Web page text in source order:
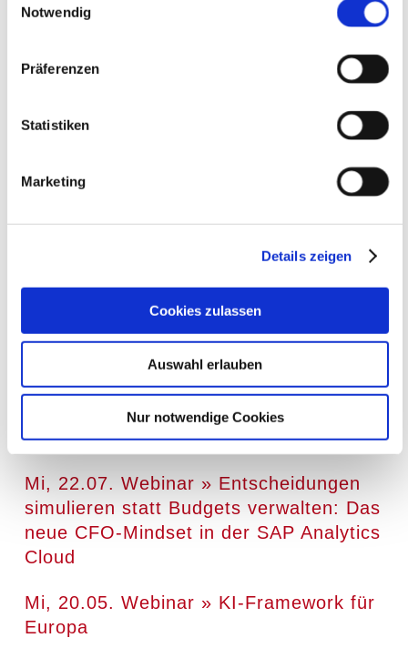
Notwendig
Präferenzen
Statistiken
Marketing
Details zeigen
Cookies zulassen
Auswahl erlauben
Nur notwendige Cookies
eine sehr positive, offene, angenehme,
Veranstaltung für uns als Erfolg verbuchen
kommende Veranstaltung, am 16. Mai
Bildergalerie
Neueste Beiträge
Mi, 22.07. Webinar » Entscheidungen
simulieren statt Budgets verwalten: Das
neue CFO-Mindset in der SAP Analytics
Cloud
Mi, 20.05. Webinar » KI-Framework für
Europa